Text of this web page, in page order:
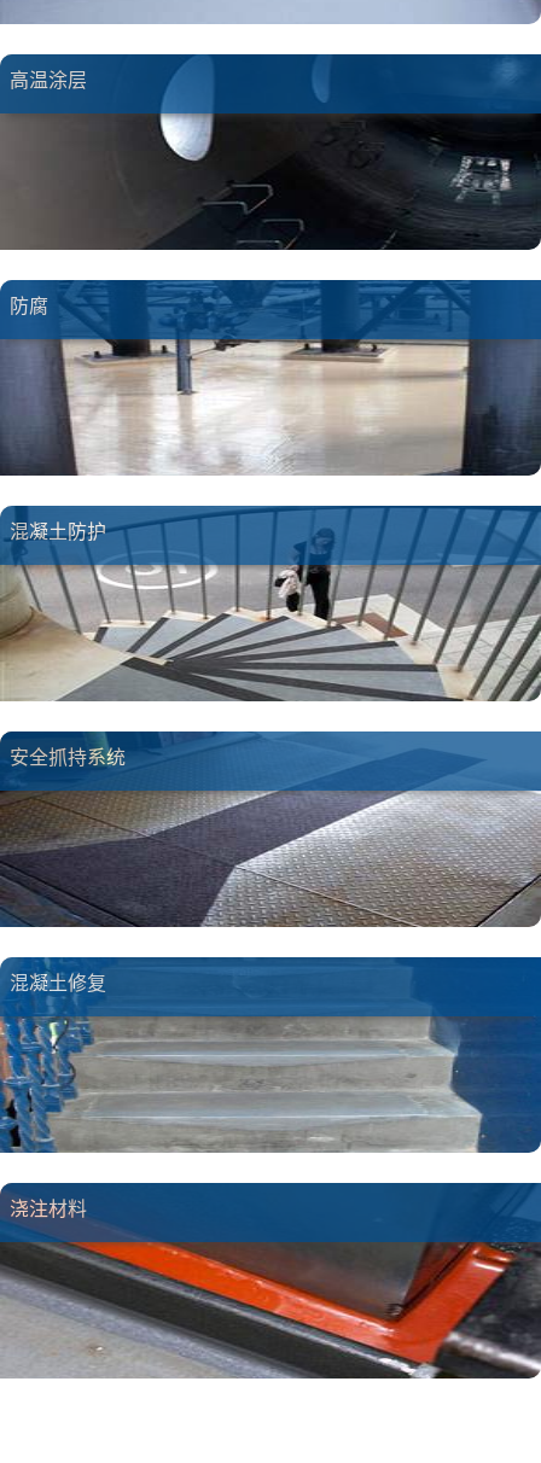
高温涂层
防腐
混凝土防护
安全抓持系统
混凝土修复
浇注材料